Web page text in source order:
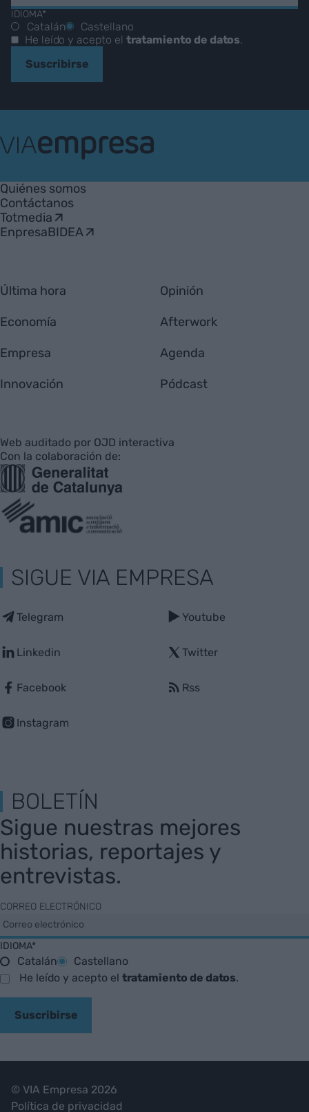
IDIOMA*
Catalán
Castellano
He leído y acepto el tratamiento de datos
Suscribirse
Empresa
Quiénes somos
Contáctanos
Totmedia
EnpresaBIDEA
Última hora
Economía
Empresa
Innovación
Opinión
Afterwork
Agenda
Pódcast
Web auditado por OJD interactiva
Con la colaboración de:
SIGUE VIA EMPRESA
Telegram
Linkedin
Facebook
Instagram
Youtube
Twitter
Rss
BOLETÍN
Sigue nuestras mejores
historias, reportajes y
entrevistas.
CORREO ELECTRÓNICO
IDIOMA*
Catalán
Castellano
He leído y acepto el tratamiento de datos.
Suscribirse
© VIA Empresa 2026
Política de privacidad